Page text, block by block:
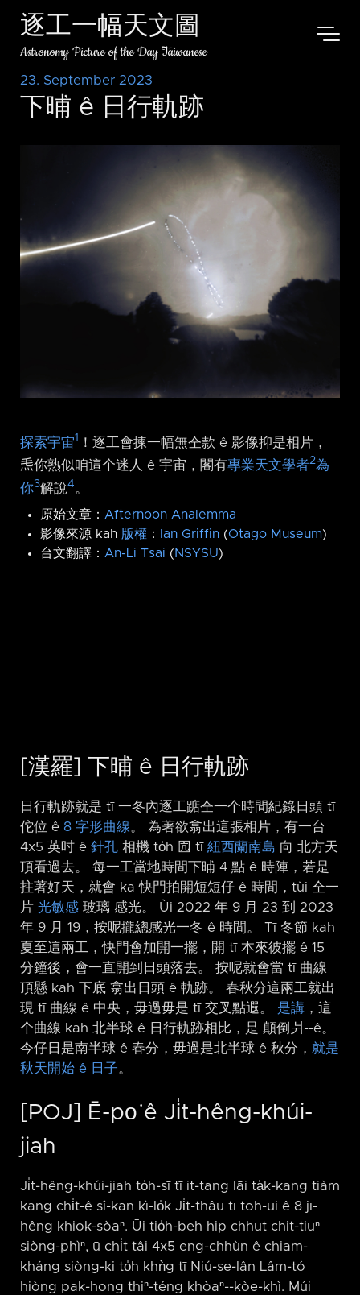
逐工一幅天文圖
Astronomy Picture of the Day Taiwanese
23. September 2023
下晡 ê 日行軌跡
探索宇宙1
！逐工會揀一幅無仝款 ê 影像抑是相片，
𤆬你熟似咱這个迷人 ê 宇宙，閣有專業天文學者2為
你3解說4 。
原始文章： Afternoon Analemma
影像來源 kah 版權 ： Ian Griffin (Otago Museum)
台文翻譯： An-Li Tsai (NSYSU)
[漢羅] 下晡 ê 日行軌跡
日行軌跡就是 tī 一冬內逐工踮仝一个時間紀錄日頭 tī
佗位 ê 8 字形曲線。 為著欲翕出這張相片，有一台
4x5 英吋 ê 針孔 相機 to̍h 囥 tī 紐西蘭南島 向 北方天
頂看過去。 每一工當地時間下晡 4 點 ê 時陣，若是
拄著好天，就會 kā 快門拍開短短仔 ê 時間，tùi 仝一
片 光敏感 玻璃 感光。 Ùi 2022 年 9 月 23 到 2023
年 9 月 19，按呢攏總感光一冬 ê 時間。 Tī 冬節 kah
夏至這兩工，快門會加開一擺，開 tī 本來彼擺 ê 15
分鐘後，會一直開到日頭落去。 按呢就會當 tī 曲線
頂懸 kah 下底 翕出日頭 ê 軌跡。 春秋分這兩工就出
現 tī 曲線 ê 中央，毋過毋是 tī 交叉點遐。 是講 ，這
个曲線 kah 北半球 ê 日行軌跡相比，是 顛倒爿-⁠-ê。
今仔日是南半球 ê 春分，毋過是北半球 ê 秋分， 就是
秋天開始 ê 日子。
[POJ] Ē-po͘ ê Ji̍t-hêng-khúi-
jiah
Ji̍t-hêng-khúi-jiah to̍h-sī tī it-tang lāi ta̍k-kang tiàm
kāng chi̍t-ê sî-kan kì-lo̍k Ji̍t-thâu tī toh-ūi ê 8 jī-
hêng khiok-sòaⁿ. Ūi tio̍h-beh hip chhut chit-tiuⁿ
siòng-phìⁿ, ū chi̍t tâi 4x5 eng-chhùn ê chiam-
kháng siòng-ki to̍h khǹg tī Niú-se-lân Lâm-tó
hiòng pak-hong thiⁿ-téng khòaⁿ-⁠-kòe-khì. Múi